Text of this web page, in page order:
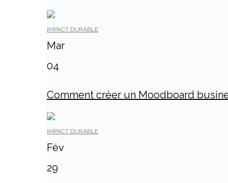
IMPACT DURABLE
Mar
04
Comment créer un Moodboard
IMPACT DURABLE
Fév
29